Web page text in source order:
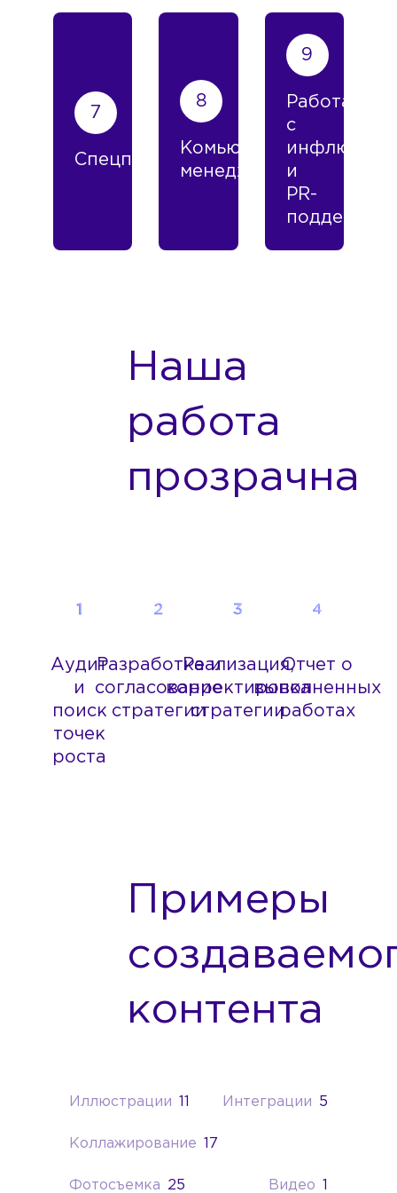
Спецпроекты
Комьюнити-
менеджмент
Работа
с
и
PR-
поддержка
Наша
работа
прозрачна
Аудит
и
поиск
точек
роста
Разработка и
согласование
стратегии
Реализация,
корректировка
стратегии
Отчет о
выполненных
работах
Примеры
контента
Иллюстрации 11 Интеграции 5
Коллажирование 17
Фотосъемка 25 Видео 1